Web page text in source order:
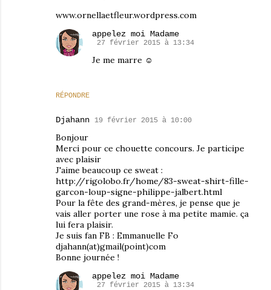
www.ornellaetfleur.wordpress.com
RÉPONDRE
appelez moi Madame
27 février 2015 à 13:34
Je me marre ☺
Djahann 19 février 2015 à 10:00
Bonjour
Merci pour ce chouette concours. Je participe
avec plaisir
J'aime beaucoup ce sweat :
http://rigolobo.fr/home/83-sweat-shirt-fille-
garcon-loup-signe-philippe-jalbert.html
Pour la fête des grand-mères, je pense que je
vais aller porter une rose à ma petite mamie. ça
lui fera plaisir.
Je suis fan FB : Emmanuelle Fo
djahann(at)gmail(point)com
Bonne journée !
appelez moi Madame
27 février 2015 à 13:34